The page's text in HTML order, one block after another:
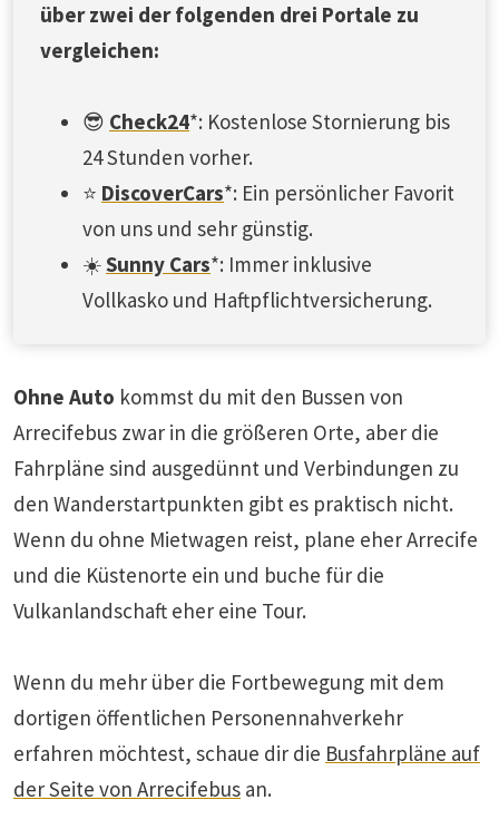
über zwei der folgenden drei Portale zu
vergleichen:
😎 Check24*: Kostenlose Stornierung bis
24 Stunden vorher.
⭐ DiscoverCars*: Ein persönlicher Favorit
von uns und sehr günstig.
☀️Sunny Cars*: Immer inklusive
Vollkasko und Haftpflichtversicherung.
Ohne Auto kommst du mit den Bussen von
Arrecifebus zwar in die größeren Orte, aber die
Fahrpläne sind ausgedünnt und Verbindungen zu
den Wanderstartpunkten gibt es praktisch nicht.
Wenn du ohne Mietwagen reist, plane eher Arrecife
und die Küstenorte ein und buche für die
Vulkanlandschaft eher eine Tour.
Wenn du mehr über die Fortbewegung mit dem
dortigen öffentlichen Personennahverkehr
erfahren möchtest, schaue dir die Busfahrpläne auf
der Seite von Arrecifebus an.